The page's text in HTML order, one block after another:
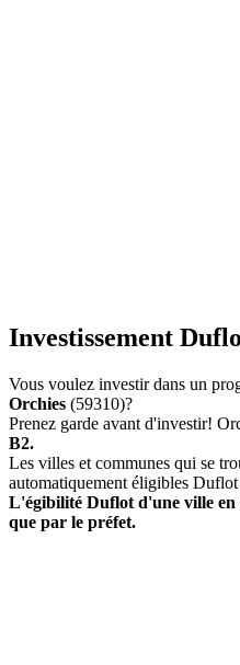
Investissement
Vous voulez investir dans un
Orchies (59310)?
Prenez garde avant d'investir!
B2.
Les villes et communes qui se
automatiquement éligibles Duflot
L'égibilité Duflot d'une ville en
que par le préfet.